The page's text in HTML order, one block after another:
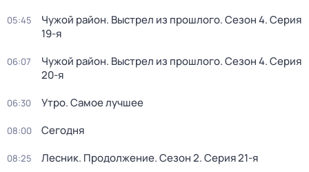
05:45 Чужой район. Выстрел из прошлого. Сезон 4. Серия
19-я
06:07 Чужой район. Выстрел из прошлого. Сезон 4. Серия
20-я
06:30 Утро. Самое лучшее
08:00 Сегодня
08:25 Лесник. Продолжение. Сезон 2. Серия 21-я